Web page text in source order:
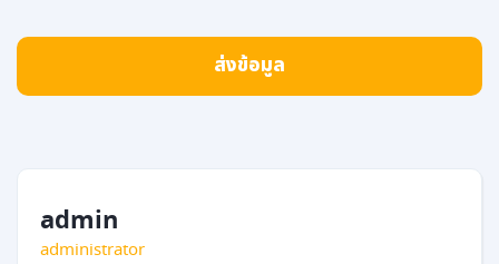
ส่งข้อมูล
admin
administrator